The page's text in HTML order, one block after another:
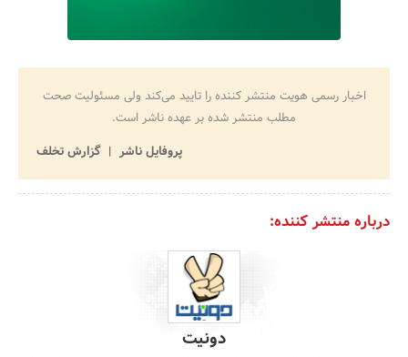
اخبار رسمی هویت منتشر کننده را تایید می‌کند ولی مسئولیت صحت
مطلب منتشر شده بر عهده ناشر است.
پروفایل ناشر
گزارش تخلف
درباره منتشر کننده:
دونیت